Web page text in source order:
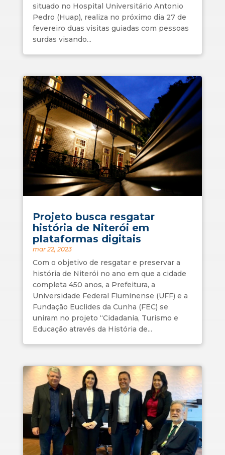
situado no Hospital Universitário Antonio
Pedro (Huap), realiza no próximo dia 27 de
fevereiro duas visitas guiadas com pessoas
surdas visando...
Projeto busca resgatar
história de Niterói em
plataformas digitais
mar 22, 2023
Com o objetivo de resgatar e preservar a
história de Niterói no ano em que a cidade
completa 450 anos, a Prefeitura, a
Universidade Federal Fluminense (UFF) e a
Fundação Euclides da Cunha (FEC) se
uniram no projeto “Cidadania, Turismo e
Educação através da História de...